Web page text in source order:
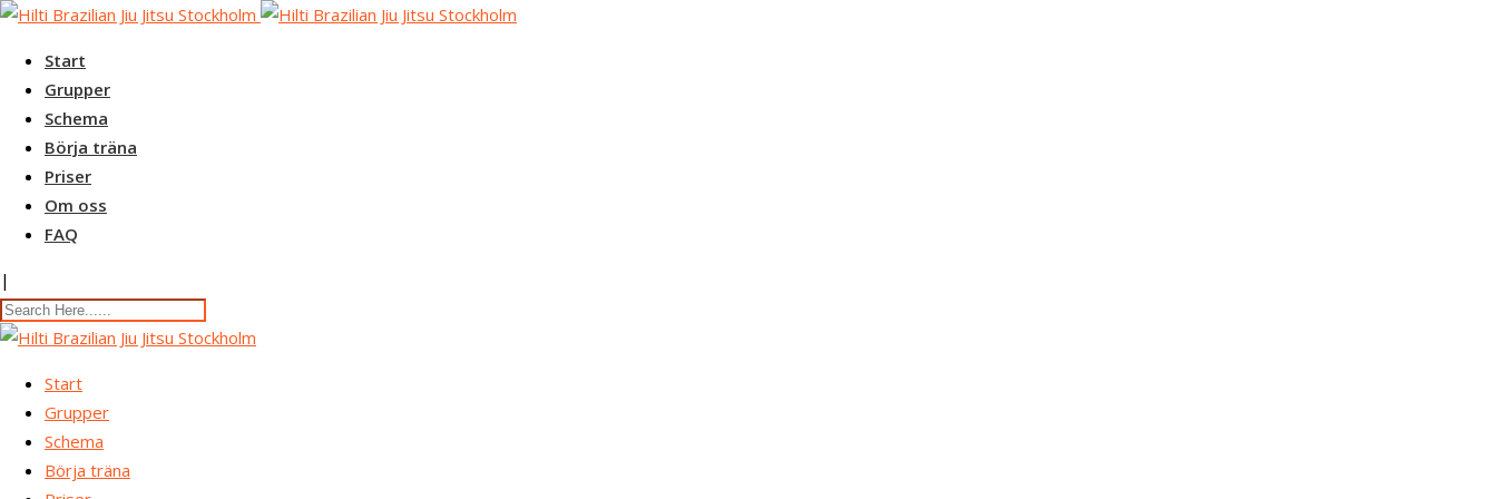
Skip
contentStart
Grupper
Schema
Börja träna
Priser
Om oss
FAQ
|
Start
Grupper
Schema
Börja träna